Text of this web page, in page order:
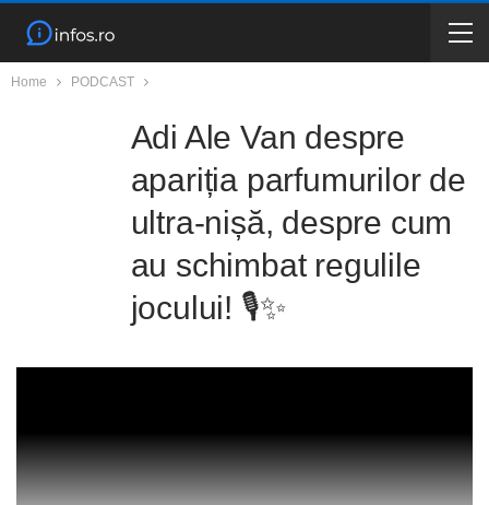
Home PODCAST
Adi Ale Van despre
apariția parfumurilor de
ultra-nișă, despre cum
au schimbat regulile
jocului! 🎙️✨